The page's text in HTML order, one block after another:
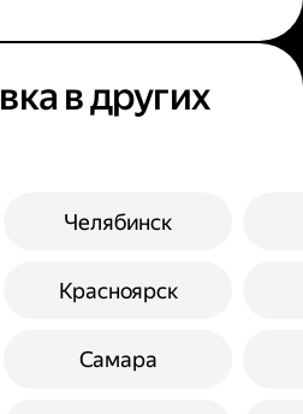
в других
Челябинск
Красноярск
Самара